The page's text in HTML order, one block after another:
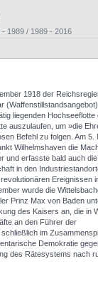
1989 / 1989 - 2016
1918 der
liegenden Hochseeflotte
auszulaufen, um »die
Befehl zu folgen. Am 5.
Wilhelmshaven die
und erfasste bald auch
in den
Ereignissen
wurde die
Prinz Max von Baden
des Kaisers an, die in
an den Führer der
im
Demokratie
des Rätesystems nach